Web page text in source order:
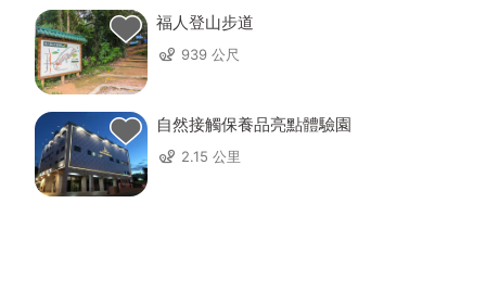
福人登山步道
939 公尺
自然接觸保養品亮點體驗園
2.15 公里